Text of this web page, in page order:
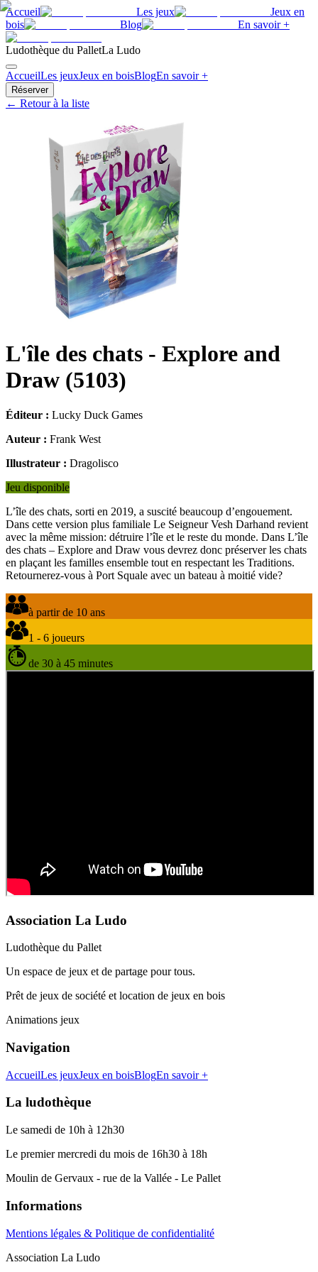
Accueil Les jeux
Jeux en
bois
Blog En savoir +
Ludothèque du PalletLa Ludo
AccueilLes jeuxJeux en boisBlogEn savoir +
Réserver
← Retour à la liste
L'île des chats - Explore and
Draw (5103)
Éditeur : Lucky Duck Games
Auteur : Frank West
Illustrateur : Dragolisco
Jeu disponible
L’île des chats, sorti en 2019, a suscité beaucoup d’engouement.
Dans cette version plus familiale Le Seigneur Vesh Darhand revient
avec la même mission: détruire l’île et le reste du monde. Dans L’île
des chats – Explore and Draw vous devrez donc préserver les chats
en plaçant les familles ensemble tout en respectant les Traditions.
Retournerez-vous à Port Squale avec un bateau à moitié vide?
à partir de 10 ans
1 - 6 joueurs
de 30 à 45 minutes
Association La Ludo
Ludothèque du Pallet
Un espace de jeux et de partage pour tous.
Prêt de jeux de société et location de jeux en bois
Animations jeux
Navigation
AccueilLes jeuxJeux en boisBlogEn savoir +
La ludothèque
Le samedi de 10h à 12h30
Le premier mercredi du mois de 16h30 à 18h
Moulin de Gervaux - rue de la Vallée - Le Pallet
Informations
Mentions légales & Politique de confidentialité
Association La Ludo